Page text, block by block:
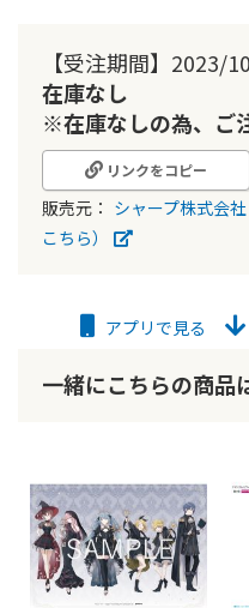
【受注期間】2023/
在庫なし
※在庫なしの為、ご
リンクをコピー
販売元： シャープ株式会社
こちら）
る
アプリで見る
一緒にこちらの商品